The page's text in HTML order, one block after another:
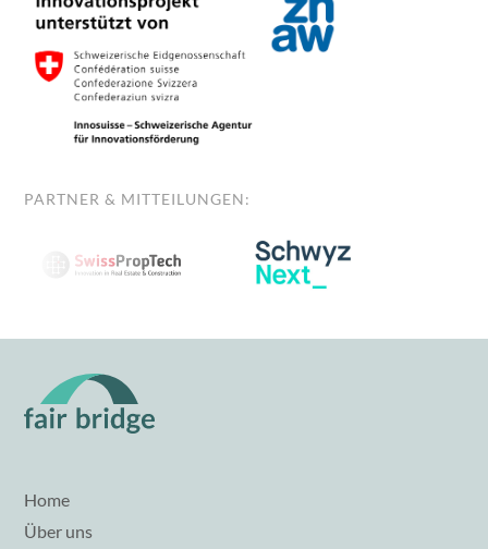
PARTNER & MITTEILUNGEN:
Home
Über uns